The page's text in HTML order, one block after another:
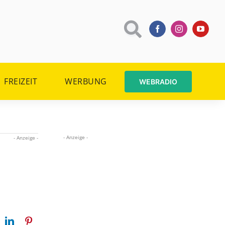
FREIZEIT WERBUNG WEBRADIO
- Anzeige -
- Anzeige -